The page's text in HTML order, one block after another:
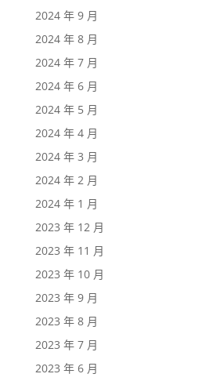
2024 年 9 月
2024 年 8 月
2024 年 7 月
2024 年 6 月
2024 年 5 月
2024 年 4 月
2024 年 3 月
2024 年 2 月
2024 年 1 月
2023 年 12 月
2023 年 11 月
2023 年 10 月
2023 年 9 月
2023 年 8 月
2023 年 7 月
2023 年 6 月